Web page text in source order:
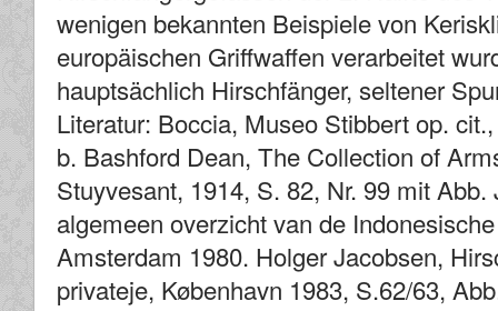
wenigen bekannten Beispiele von
europäischen Griffwaffen verarbeitet
hauptsächlich Hirschfänger, seltener
Literatur: Boccia, Museo Stibbert op.
b. Bashford Dean, The Collection of
Stuyvesant, 1914, S. 82, Nr. 99 mit
algemeen overzicht van de
Amsterdam 1980. Holger Jacobsen,
privateje, København 1983, S.62/63,